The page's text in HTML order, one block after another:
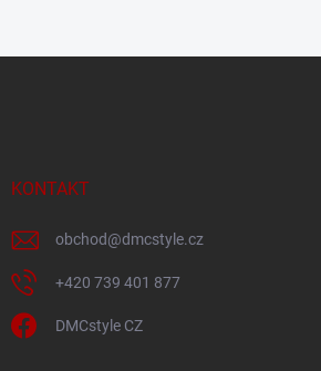
KONTAKT
obchod@dmcstyle.cz
+420 739 401 877
DMCstyle CZ